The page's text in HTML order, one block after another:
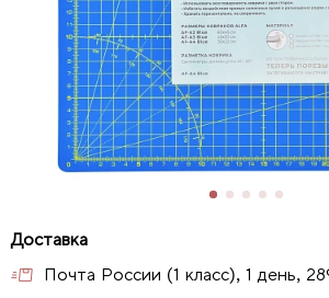
Почта России (1 класс), 1 день,